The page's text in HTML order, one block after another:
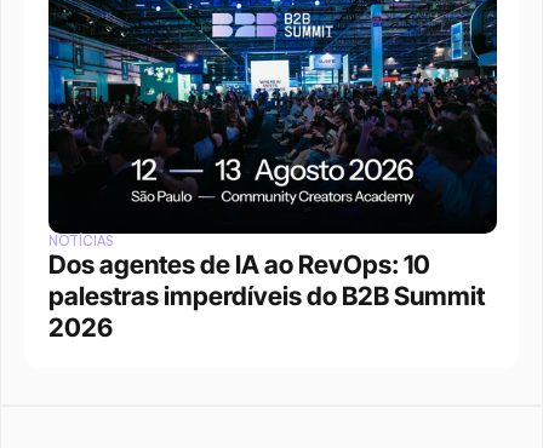
NOTÍCIAS
Dos agentes de IA ao RevOps: 10
palestras imperdíveis do B2B Summit
2026